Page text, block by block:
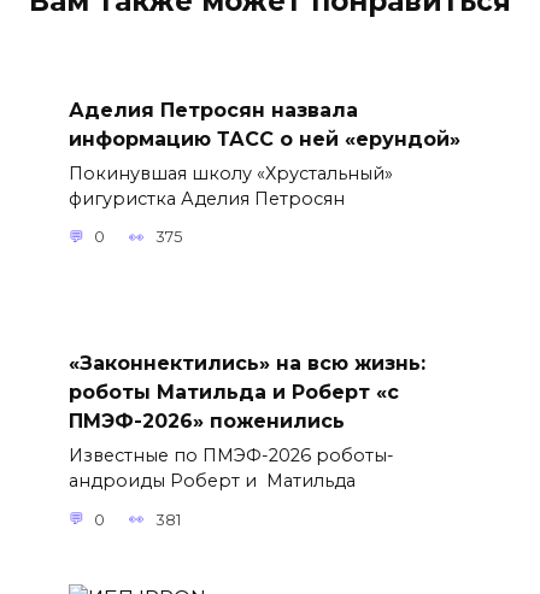
Аделия Петросян назвала
информацию ТАСС о ней «ерундой»
Покинувшая школу «Хрустальный»
фигуристка Аделия Петросян
0 375
«Законнектились» на всю жизнь:
роботы Матильда и Роберт «с
ПМЭФ-2026» поженились
Известные по ПМЭФ-2026 роботы-
андроиды Роберт и Матильда
0 381